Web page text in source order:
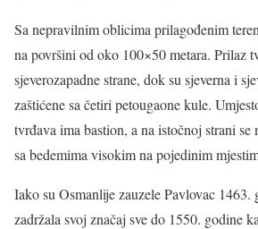
Sa nepravilnim oblicima prilagođenim
na površini od oko 100×50 metara. Prilaz
sjeverozapadne strane, dok su sjeverna i
zaštićene sa četiri petougaone kule.
tvrđava ima bastion, a na istočnoj strani se
sa bedemima visokim na pojedinim
Iako su Osmanlije zauzele Pavlovac 1463.
zadržala svoj značaj sve do 1550. godine